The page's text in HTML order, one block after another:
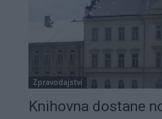
Zpravodajství
Knihovna dostane